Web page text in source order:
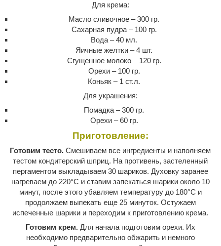
Для крема:
Масло сливочное – 300 гр.
Сахарная пудра – 100 гр.
Вода – 40 мл.
Яичные желтки – 4 шт.
Сгущенное молоко – 120 гр.
Орехи – 100 гр.
Коньяк – 1 ст.л.
Для украшения:
Помадка – 300 гр.
Орехи – 60 гр.
Приготовление:
Готовим тесто. Смешиваем все ингредиенты и наполняем
тестом кондитерский шприц. На противень, застеленный
пергаментом выкладываем 30 шариков. Духовку заранее
нагреваем до 220°С и ставим запекаться шарики около 10
минут, после этого убавляем температуру до 180°С и
продолжаем выпекать еще 25 минуток. Остужаем
испеченные шарики и переходим к приготовлению крема.
Готовим крем.Для начала подготовим орехи. Их
необходимо предварительно обжарить и немного